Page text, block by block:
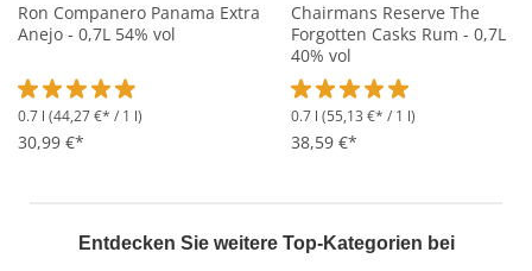
Ron Companero Panama Extra
Anejo - 0,7L 54% vol
Durchschnittliche Bewertung von 4.9 von 5 Sternen
0.7 l (44,27 €* / 1 l)
30,99 €*
Chairmans Reserve The
Forgotten Casks Rum - 0,7L
40% vol
Durchschnittliche
0.7 l (55,13 €* / 1 l)
38,59 €*
Entdecken Sie weitere Top-Kategorien bei